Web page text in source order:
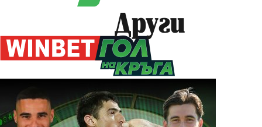
Други